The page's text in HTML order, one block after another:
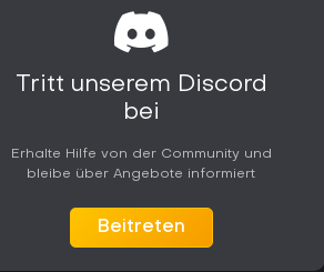
Tritt unserem Discord
bei
Erhalte Hilfe von der Community und
bleibe über Angebote informiert
Beitreten